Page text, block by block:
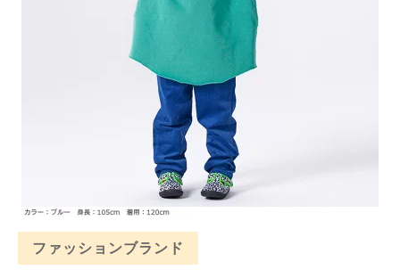
ファッションブランド